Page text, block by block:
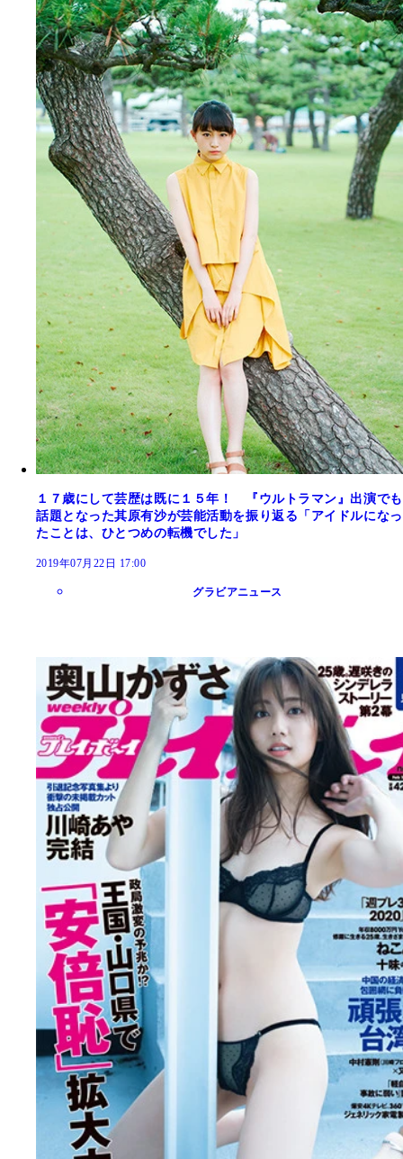
１７歳にして芸歴は既に１５年！ 『ウルトラマン』出演でも
話題となった其原有沙が芸能活動を振り返る「アイドルになっ
たことは、ひとつめの転機でした」
2019年07月22日 17:00
グラビアニュース